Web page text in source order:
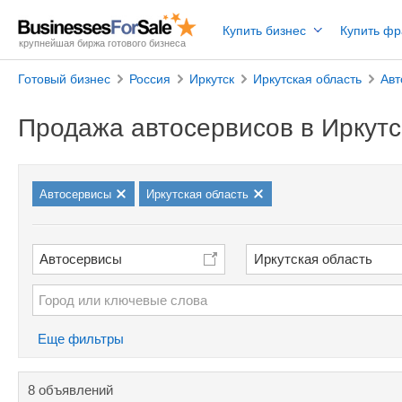
крупнейшая биржа готового бизнеса
Купить бизнес Купить
Готовый бизнес Россия Иркутск Иркутская область
Продажа автосервисов в
Автосервисы Иркутская область
Автосервисы Иркутская область
Еще фильтры
8 объявлений